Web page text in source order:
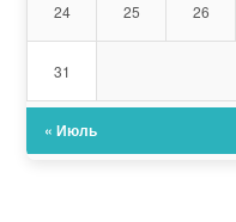
24 25 26
31
« Июль